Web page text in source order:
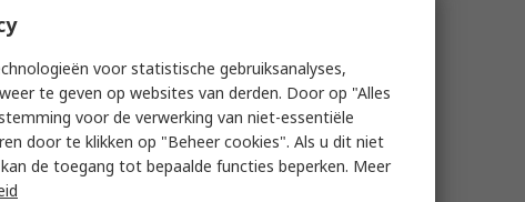
voor statistische gebruiksanalyses,
te geven op websites van derden. Door op "Alles
voor de verwerking van niet-essentiële
door te klikken op "Beheer cookies". Als u dit niet
de toegang tot bepaalde functies beperken. Meer